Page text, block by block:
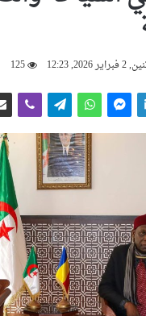
2026, 12:23
125